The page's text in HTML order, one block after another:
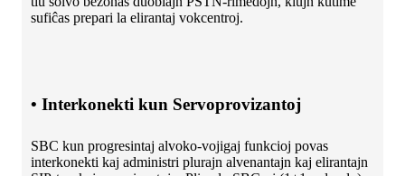
sufiĉas prepari la elirantaj vokcentroj.
• Interkonekti kun Servoprovizantoj
SBC kun progresintaj alvoko-vojigaj funkcioj povas
interkonekti kaj administri plurajn alvenantajn kaj elirantajn